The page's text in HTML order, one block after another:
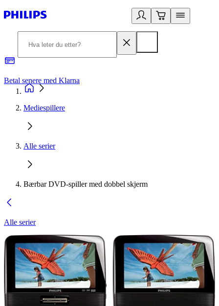
Betal senere med Klarna
Mediespillere
Alle serier
Bærbar DVD-spiller med dobbel skjerm
Alle serier